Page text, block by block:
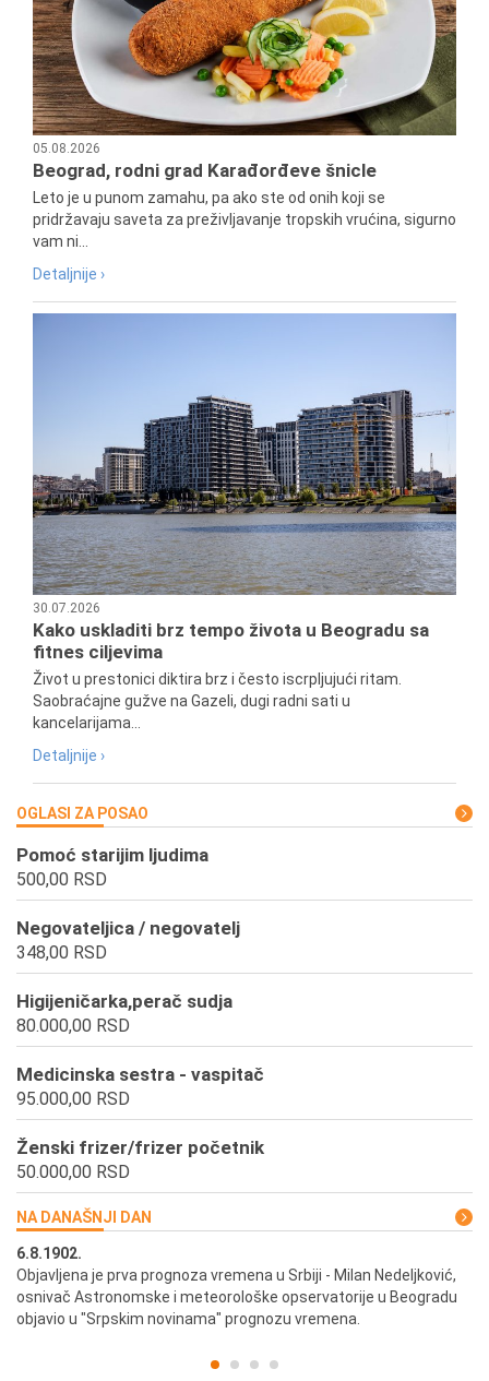
05.08.2026
Beograd, rodni grad Karađorđeve šnicle
Leto je u punom zamahu, pa ako ste od onih koji se
pridržavaju saveta za preživljavanje tropskih vrućina, sigurno
vam ni...
Detaljnije ›
30.07.2026
Kako uskladiti brz tempo života u Beogradu sa
fitnes ciljevima
Život u prestonici diktira brz i često iscrpljujući ritam.
Saobraćajne gužve na Gazeli, dugi radni sati u
kancelarijama...
Detaljnije ›
OGLASI ZA POSAO
Pomoć starijim ljudima
500,00 RSD
Negovateljica / negovatelj
348,00 RSD
Higijeničarka,perač sudja
80.000,00 RSD
Medicinska sestra - vaspitač
95.000,00 RSD
Ženski frizer/frizer početnik
50.000,00 RSD
NA DANAŠNJI DAN
6.8.1902.
Objavljena je prva prognoza vremena u Srbiji - Milan Nedeljković,
osnivač Astronomske i meteorološke opservatorije u Beogradu
objavio u "Srpskim novinama" prognozu vremena.